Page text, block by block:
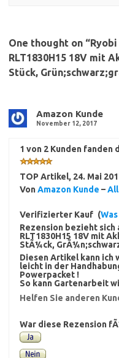
One thought on “
RLT1830H15 18V mit
Stück,
Amazon Kunde
November 12, 2017
1 von 2 Kunden
TOP Artikel, 24. Mai
VonAmazon Kunde –
Verifizierter Kauf (
Rezension bezieht sich
RLT1830H15 18V mit
StÃ¼ck,
Diesen Artikel kann ich
leicht in der
Powerpacket !
So kann Gartenarbeit
Helfen Sie anderen
War diese Rezension